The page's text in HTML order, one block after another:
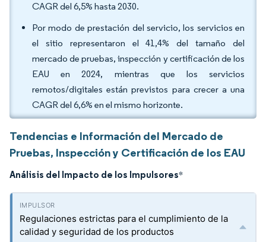
CAGR del 6,5% hasta 2030.
Por modo de prestación del servicio, los servicios en
el sitio representaron el 41,4% del tamaño del
mercado de pruebas, inspección y certificación de los
EAU en 2024, mientras que los servicios
remotos/digitales están previstos para crecer a una
CAGR del 6,6% en el mismo horizonte.
Tendencias e Información del Mercado de
Pruebas, Inspección y Certificación de los EAU
Análisis del Impacto de los Impulsores*
Regulaciones estrictas para el cumplimiento de la
calidad y seguridad de los productos